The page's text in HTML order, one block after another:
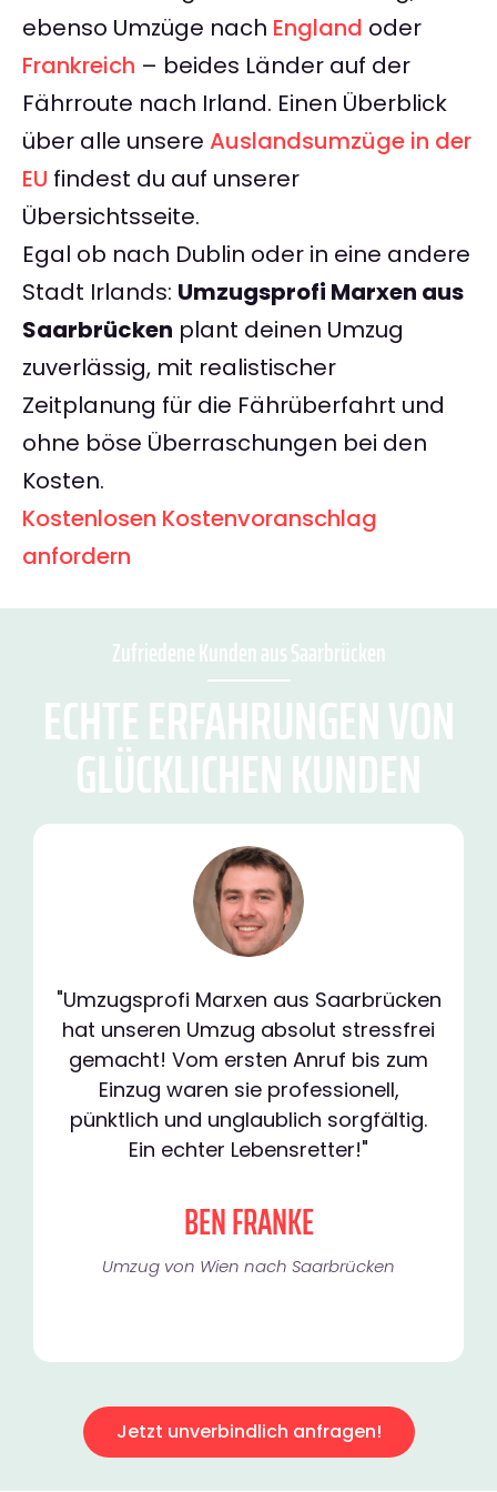
ebenso Umzüge nach England oder
Frankreich – beides Länder auf der
Fährroute nach Irland. Einen Überblick
über alle unsere Auslandsumzüge in der
EU findest du auf unserer
Übersichtsseite.
Egal ob nach Dublin oder in eine andere
Stadt Irlands: Umzugsprofi Marxen aus
Saarbrücken plant deinen Umzug
zuverlässig, mit realistischer
Zeitplanung für die Fährüberfahrt und
ohne böse Überraschungen bei den
Kosten.
Kostenlosen Kostenvoranschlag
anfordern
Zufriedene Kunden aus Saarbrücken
ECHTE ERFAHRUNGEN VON
GLÜCKLICHEN KUNDEN
"Umzugsprofi Marxen aus Saarbrücken
hat unseren Umzug absolut stressfrei
gemacht! Vom ersten Anruf bis zum
Einzug waren sie professionell,
pünktlich und unglaublich sorgfältig.
Ein echter Lebensretter!"
BEN FRANKE
Umzug von Wien nach Saarbrücken
Jetzt unverbindlich anfragen!